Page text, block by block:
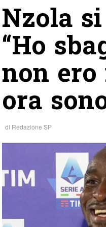
Nzola
“Ho
non ero
ora
di Redazione SP